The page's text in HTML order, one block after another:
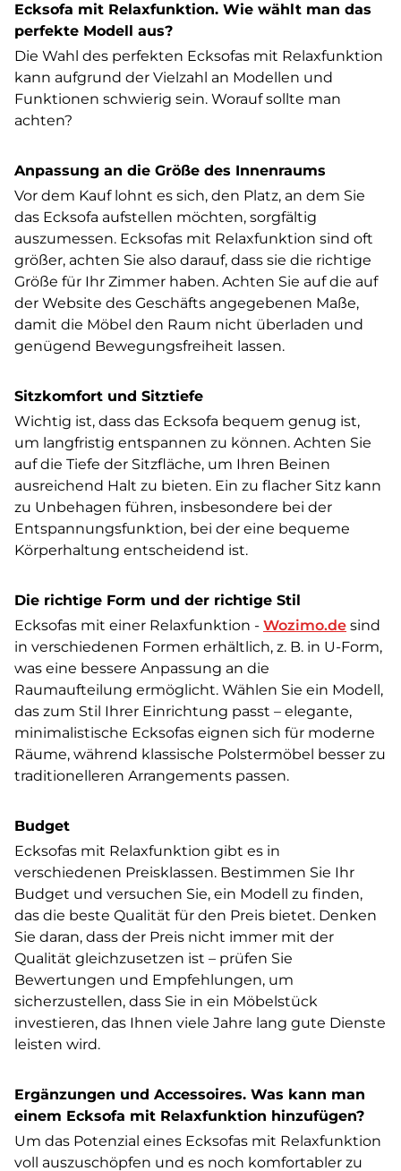
Ecksofa mit Relaxfunktion. Wie wählt man das
perfekte Modell aus?
Die Wahl des perfekten Ecksofas mit Relaxfunktion
kann aufgrund der Vielzahl an Modellen und
Funktionen schwierig sein. Worauf sollte man
achten?
Anpassung an die Größe des Innenraums
Vor dem Kauf lohnt es sich, den Platz, an dem Sie
das Ecksofa aufstellen möchten, sorgfältig
auszumessen. Ecksofas mit Relaxfunktion sind oft
größer, achten Sie also darauf, dass sie die richtige
Größe für Ihr Zimmer haben. Achten Sie auf die auf
der Website des Geschäfts angegebenen Maße,
damit die Möbel den Raum nicht überladen und
genügend Bewegungsfreiheit lassen.
Sitzkomfort und Sitztiefe
Wichtig ist, dass das Ecksofa bequem genug ist,
um langfristig entspannen zu können. Achten Sie
auf die Tiefe der Sitzfläche, um Ihren Beinen
ausreichend Halt zu bieten. Ein zu flacher Sitz kann
zu Unbehagen führen, insbesondere bei der
Entspannungsfunktion, bei der eine bequeme
Körperhaltung entscheidend ist.
Die richtige Form und der richtige Stil
Ecksofas mit einer Relaxfunktion - Wozimo.de sind
in verschiedenen Formen erhältlich, z. B. in U-Form,
was eine bessere Anpassung an die
Raumaufteilung ermöglicht. Wählen Sie ein Modell,
das zum Stil Ihrer Einrichtung passt – elegante,
minimalistische Ecksofas eignen sich für moderne
Räume, während klassische Polstermöbel besser zu
traditionelleren Arrangements passen.
Budget
Ecksofas mit Relaxfunktion gibt es in
verschiedenen Preisklassen. Bestimmen Sie Ihr
Budget und versuchen Sie, ein Modell zu finden,
das die beste Qualität für den Preis bietet. Denken
Sie daran, dass der Preis nicht immer mit der
Qualität gleichzusetzen ist – prüfen Sie
Bewertungen und Empfehlungen, um
sicherzustellen, dass Sie in ein Möbelstück
investieren, das Ihnen viele Jahre lang gute Dienste
leisten wird.
Ergänzungen und Accessoires. Was kann man
einem Ecksofa mit Relaxfunktion hinzufügen?
Um das Potenzial eines Ecksofas mit Relaxfunktion
voll auszuschöpfen und es noch komfortabler zu